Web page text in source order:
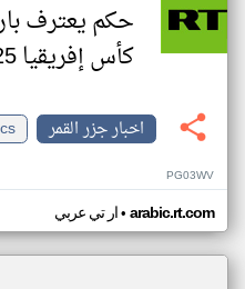
حكم يعترف
كأس إفريقيا 2025
اخبار جزر القمر
PG03WV
ار تي عربي• arabic.rt.com